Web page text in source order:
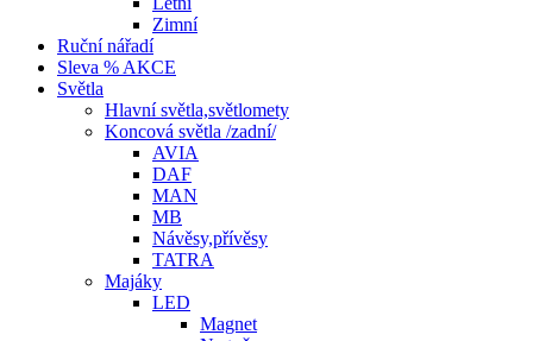
Zimní
Ruční nářadí
Sleva % AKCE
Světla
Hlavní světla,světlomety
Koncová světla /zadní/
AVIA
DAF
MAN
MB
Návěsy,přívěsy
TATRA
Majáky
LED
Magnet